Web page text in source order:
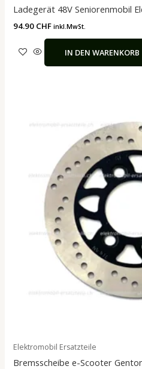
Ladegerät 48V Seniorenmobil
94.90 CHF inkl.MwSt.
IN DEN WARENKORB
Elektromobil Ersatzteile
Bremsscheibe e-Scooter